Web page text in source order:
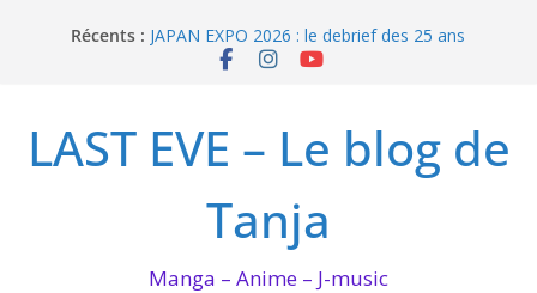
Récents : JAPAN EXPO 2026 : le debrief des 25 ans
Bilan lecture et visionnage de juillet 2026
Enomoto n’est pas un ange
LAST EVE – Le blog de
Tanja
Manga – Anime – J-music